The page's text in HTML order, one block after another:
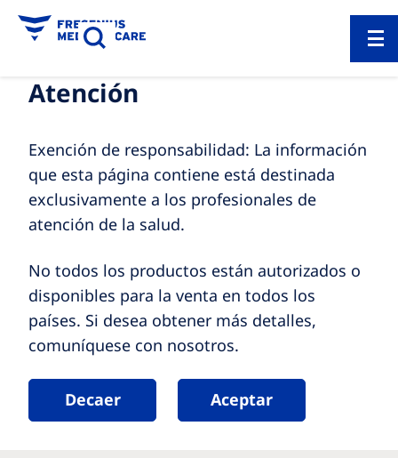
Atención
Exención de responsabilidad: La información
que esta página contiene está destinada
exclusivamente a los profesionales de
atención de la salud.
No todos los productos están autorizados o
disponibles para la venta en todos los
países. Si desea obtener más detalles,
comuníquese con nosotros.
Decaer Aceptar